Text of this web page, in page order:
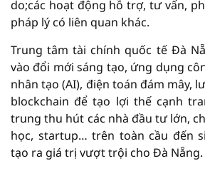
do;các hoạt động hỗ trợ, tư vấn,
pháp lý có liên quan khác.
Trung tâm tài chính quốc tế Đà
vào đổi mới sáng tạo, ứng dụng
nhân tạo (AI), điện toán đám mây,
blockchain để tạo lợi thế cạnh
trung thu hút các nhà đầu tư lớn,
học, startup… trên toàn cầu đến
tạo ra giá trị vượt trội cho Đà Nẵng.